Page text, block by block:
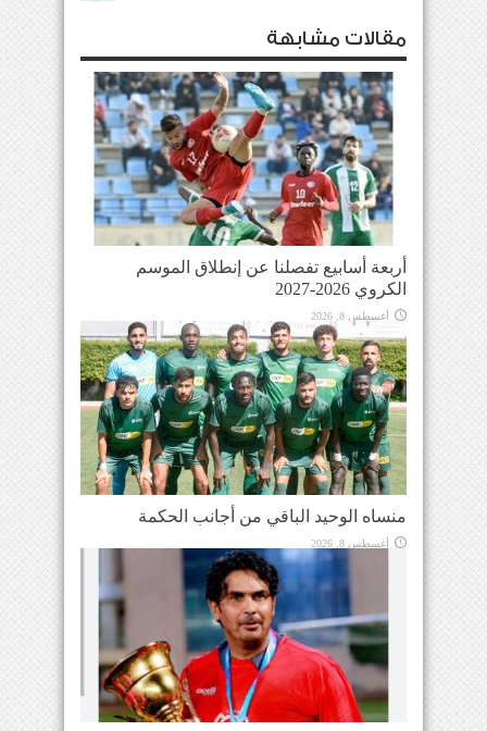
مقالات مشابهة
أربعة أسابيع تفصلنا عن إنطلاق الموسم
الكروي 2026-2027
أغسطس 8, 2026
منساه الوحيد الباقي من أجانب الحكمة
أغسطس 8, 2026